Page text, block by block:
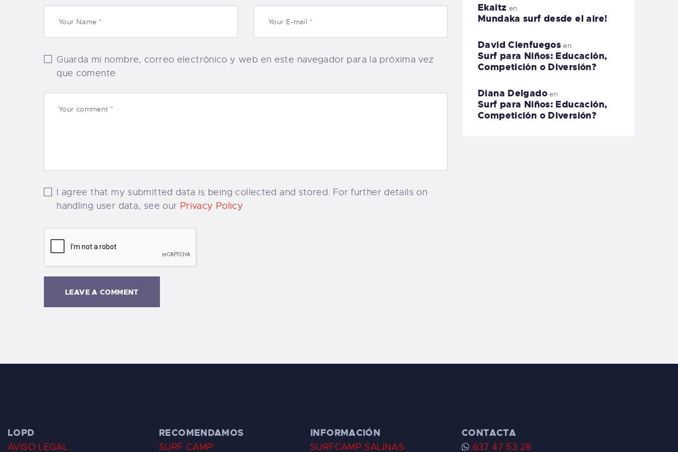
Guarda mi nombre, correo electrónico y web en este navegador para la próxima vez
que comente.
I agree that my submitted data is being collected and stored. For further details on
handling user data, see our Privacy Policy
Ekaitz en
Mundaka surf desde el aire!
David Cienfuegos en
Surf para Niños: Educación,
Competición o Diversión?
Diana Delgadoen
Surf para Niños: Educación,
Competición o Diversión?
LOPD
AVISO LEGAL
RECOMENDAMOS
SURF CAMP
INFORMACIÓN
SURFCAMP SALINAS
CONTACTA
637 47 53 28